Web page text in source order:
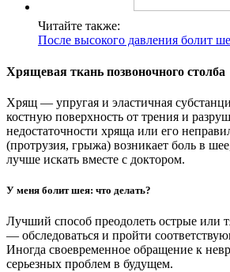
Читайте также:
После высокого давления болит
Хрящевая ткань позвоночного столба
Хрящ — упругая и эластичная
костную поверхность от трения и
недостаточности хряща или его
(протрузия, грыжа) возникает боль в
лучше искать вместе с доктором.
У меня болит шея: что делать?
Лучший способ преодолеть острые или
— обследоваться и пройти
Иногда своевременное обращение к
серьезных проблем в будущем.